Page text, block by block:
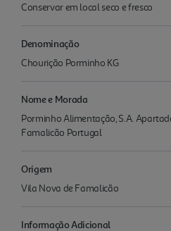
Conservar em local seco e fresco
Denominação
Chourição Porminho KG
Nome e Morada
Porminho Alimentação, S.A.
Famalicão Portugal
Origem
Vila Nova de Famalicão
Informação Adicional